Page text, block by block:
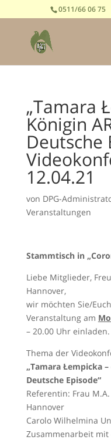
0511/66 06 75
„Tamara
Königin
Deutsche
12.04.21
von DPG-
Veranstaltungen
Stammtisch in
Liebe Mitglieder,
Hannover,
wir möchten Sie/
Veranstaltung am
– 20.00 Uhr einladen.
Thema der
„Tamara Łempicka –
Deutsche Episode“
Referentin: Frau
Hannover
Carolo Wilhelmina
Zusammenarbeit mit